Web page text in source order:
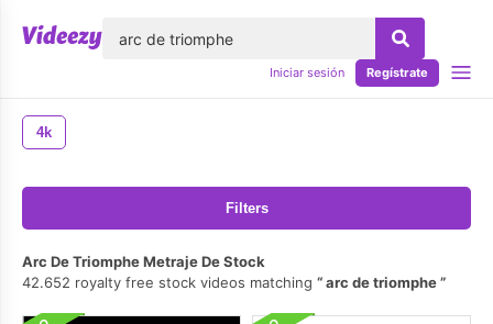
Iniciar sesión Regístrate
4k
Filters
Arc De Triomphe Metraje De Stock
42.652 royalty free stock videos matching
arc de triomphe